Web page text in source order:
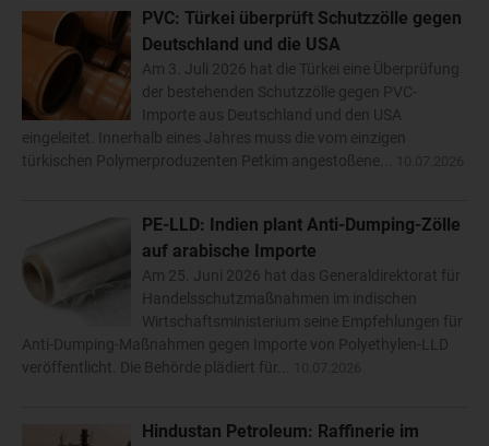
PVC: Türkei überprüft Schutzzölle gegen
Deutschland und die USA
Am 3. Juli 2026 hat die Türkei eine Überprüfung
der bestehenden Schutzzölle gegen PVC-
Importe aus Deutschland und den USA
eingeleitet. Innerhalb eines Jahres muss die vom einzigen
türkischen Polymerproduzenten Petkim angestoßene...
PE-LLD: Indien plant Anti-Dumping-Zölle
auf arabische Importe
Am 25. Juni 2026 hat das Generaldirektorat für
Handelsschutzmaßnahmen im indischen
Wirtschaftsministerium seine Empfehlungen für
Anti-Dumping-Maßnahmen gegen Importe von Polyethylen-LLD
veröffentlicht. Die Behörde plädiert für...
Hindustan Petroleum: Raffinerie im